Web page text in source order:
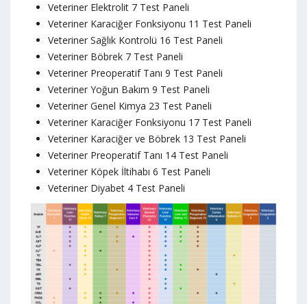
Veteriner Elektrolit 7 Test Paneli
Veteriner Karaciğer Fonksiyonu 11 Test Paneli
Veteriner Sağlık Kontrolü 16 Test Paneli
Veteriner Böbrek 7 Test Paneli
Veteriner Preoperatif Tanı 9 Test Paneli
Veteriner Yoğun Bakım 9 Test Paneli
Veteriner Genel Kimya 23 Test Paneli
Veteriner Karaciğer Fonksiyonu 17 Test Paneli
Veteriner Karaciğer ve Böbrek 13 Test Paneli
Veteriner Preoperatif Tanı 14 Test Paneli
Veteriner Köpek İltihabı 6 Test Paneli
Veteriner Diyabet 4 Test Paneli